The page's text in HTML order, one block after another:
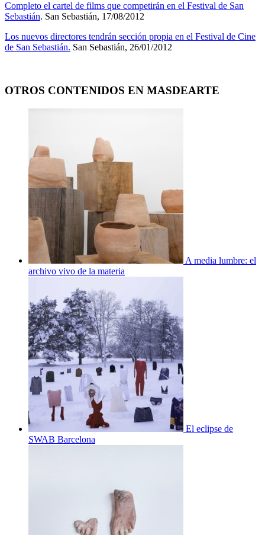
Completo el cartel de films que competirán en el Festival de San
Sebastián. San Sebastián, 17/08/2012
Los nuevos directores tendrán sección propia en el Festival de Cine
de San Sebastián. San Sebastián, 26/01/2012
OTROS CONTENIDOS EN MASDEARTE
A media lumbre: el
archivo vivo de la materia
El eclipse de
SWAB Barcelona